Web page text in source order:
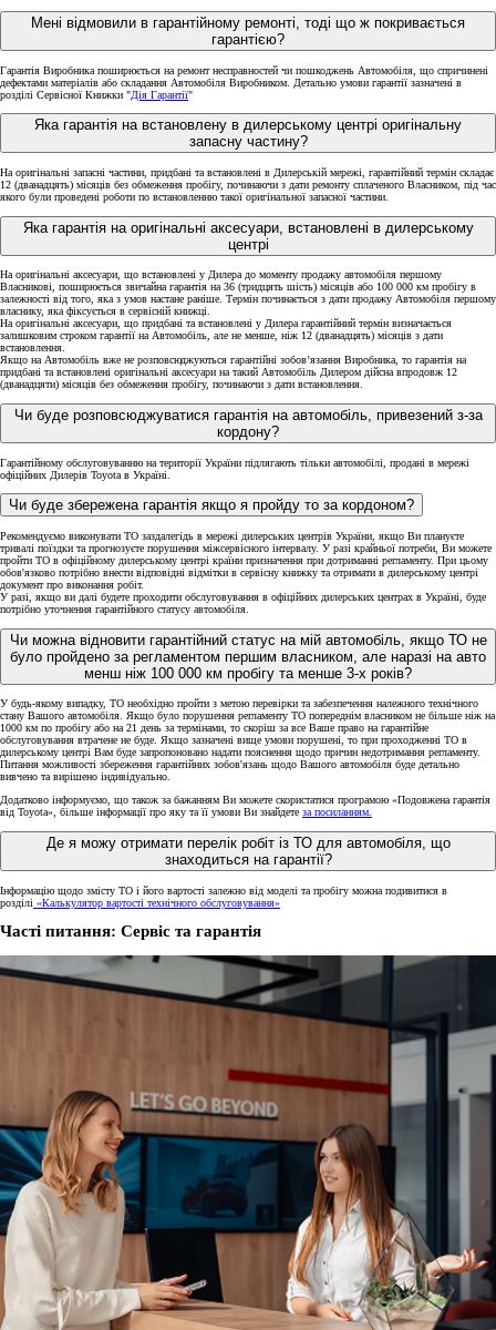
Мені відмовили в гарантійному ремонті, тоді що ж покривається
гарантією?
Гарантія Виробника поширюється на ремонт несправностей чи пошкоджень Автомобіля, що спричинені
дефектами матеріалів або складання Автомобіля Виробником. Детально умови гарантії зазначені в
розділі Сервісної Книжки "Дія Гарантії"
Яка гарантія на встановлену в дилерському центрі оригінальну
запасну частину?
На оригінальні запасні частини, придбані та встановлені в Дилерській мережі, гарантійний термін складає
12 (дванадцять) місяців без обмеження пробігу, починаючи з дати ремонту сплаченого Власником, під час
якого були проведені роботи по встановленню такої оригінальної запасної частини.
Яка гарантія на оригінальні аксесуари, встановлені в дилерському
центрі
На оригінальні аксесуари, що встановлені у Дилера до моменту продажу автомобіля першому
Власникові, поширюється звичайна гарантія на 36 (тридцять шість) місяців або 100 000 км пробігу в
залежності від того, яка з умов настане раніше. Термін починається з дати продажу Автомобіля першому
власнику, яка фіксується в сервісній книжці.
На оригінальні аксесуари, що придбані та встановлені у Дилера гарантійний термін визначається
залишковим строком гарантії на Автомобіль, але не менше, ніж 12 (дванадцять) місяців з дати
встановлення.
Якщо на Автомобіль вже не розповсюджуються гарантійні зобов’язання Виробника, то гарантія на
придбані та встановлені оригінальні аксесуари на такий Автомобіль Дилером дійсна впродовж 12
(дванадцяти) місяців без обмеження пробігу, починаючи з дати встановлення.
Чи буде розповсюджуватися гарантія на автомобіль, привезений з-за
кордону?
Гарантійному обслуговуванню на території України підлягають тільки автомобілі, продані в мережі
офіційних Дилерів Toyota в Україні.
Чи буде збережена гарантія якщо я пройду то за кордоном?
Рекомендуємо виконувати ТО заздалегідь в мережі дилерських центрів України, якщо Ви плануєте
тривалі поїздки та прогнозуєте порушення міжсервісного інтервалу. У разі крайньої потреби, Ви можете
пройти ТО в офіційному дилерському центрі країни призначення при дотриманні регламенту. При цьому
обов'язково потрібно внести відповідні відмітки в сервісну книжку та отримати в дилерському центрі
документ про виконання робіт.
У разі, якщо ви далі будете проходити обслуговування в офіційних дилерських центрах в Україні, буде
потрібно уточнення гарантійного статусу автомобіля.
Чи можна відновити гарантійний статус на мій автомобіль, якщо ТО не
було пройдено за регламентом першим власником, але наразі на авто
менш ніж 100 000 км пробігу та менше 3-х років?
У будь-якому випадку, ТО необхідно пройти з метою перевірки та забезпечення належного технічного
стану Вашого автомобіля. Якщо було порушення регламенту ТО попереднім власником не більше ніж на
1000 км по пробігу або на 21 день за термінами, то скоріш за все Ваше право на гарантійне
обслуговування втрачене не буде. Якщо зазначені вище умови порушені, то при проходженні ТО в
дилерському центрі Вам буде запропоновано надати пояснення щодо причин недотримання регламенту.
Питання можливості збереження гарантійних зобов'язань щодо Вашого автомобіля буде детально
вивчено та вирішено індивідуально.
Додатково інформуємо, що також за бажанням Ви можете скористатися програмою «Подовжена гарантія
від Toyota», більше інформації про яку та її умови Ви знайдете за посиланням.
Де я можу отримати перелік робіт із ТО для автомобіля, що
знаходиться на гарантії?
Інформацію щодо змісту ТО і його вартості залежно від моделі та пробігу можна подивитися в
розділі «Калькулятор вартості технічного обслуговування»
Часті питання: Сервіс та гарантія